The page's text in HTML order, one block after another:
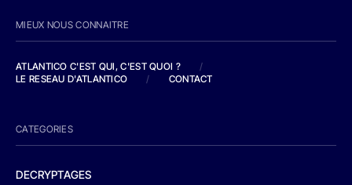
MIEUX NOUS CONNAITRE
ATLANTICO C'EST QUI, C'EST QUOI ?
/
LE RESEAU D'ATLANTICO
/ CONTACT
CATEGORIES
DECRYPTAGES